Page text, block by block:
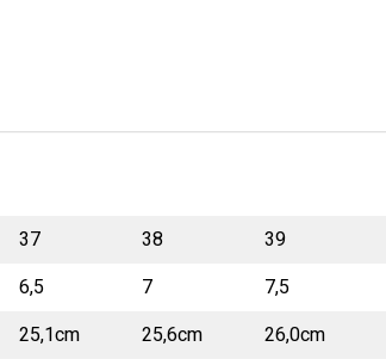
37 38 39
6,5 7 7,5
25,1cm 25,6cm 26,0cm